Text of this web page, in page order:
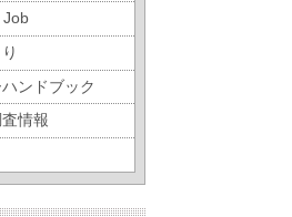
ンドブック
情報